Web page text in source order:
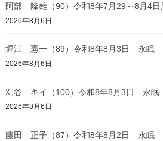
阿部 隆雄（90）令和8年7月29～8月4日
2026年8月6日
堀江 憲一（89）令和8年8月3日 永眠
2026年8月6日
刈谷 キイ（100）令和8年8月3日 永眠
2026年8月6日
藤田 正子（87）令和8年8月2日 永眠